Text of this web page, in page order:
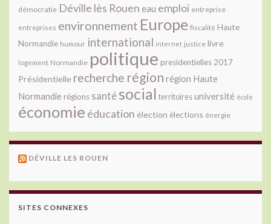
démocratie Déville lès Rouen eau emploi entreprise
entreprises environnement Europe fiscalité Haute
Normandie humour international internet justice livre
logement Normandie politique presidentielles 2017
Présidentielle recherche région région Haute
Normandie régions santésocial territoiresuniversité école
économie éducation élection élections énergie
DÉVILLE LES ROUEN
SITES CONNEXES